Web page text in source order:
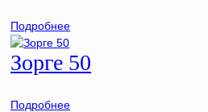
Подробнее
Зорге 50
Подробнее